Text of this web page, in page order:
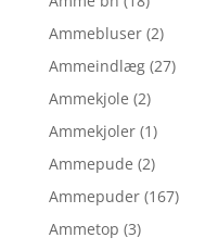
Ammebluser (2)
Ammeindlæg (27)
Ammekjole (2)
Ammekjoler (1)
Ammepude (2)
Ammepuder (167)
Ammetop (3)